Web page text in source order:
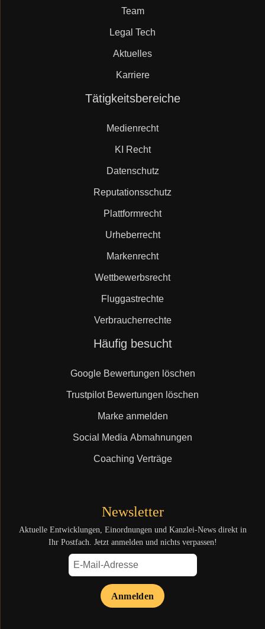
Team
Legal Tech
Aktuelles
Karriere
Tätigkeitsbereiche
Medienrecht
KI Recht
Datenschutz
Reputationsschutz
Plattformrecht
Urheberrecht
Markenrecht
Wettbewerbsrecht
Fluggastrechte
Verbraucherrechte
Häufig besucht
Google Bewertungen löschen
Trustpilot Bewertungen löschen
Marke anmelden
Social Media Abmahnungen
Coaching Verträge
Newsletter
Aktuelle Entwicklungen, Einordnungen und Kanzlei-News direkt in
Ihr Postfach. Jetzt anmelden und nichts verpassen!
Anmelden